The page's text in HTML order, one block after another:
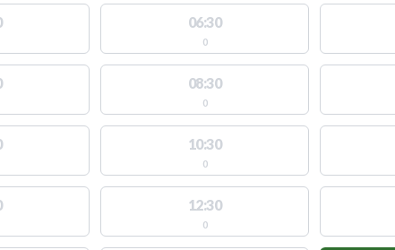
06:30
0
08:30
0
10:30
0
12:30
0